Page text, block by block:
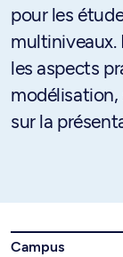
pour les
multiniveaux.
les aspects
sur la
Campus